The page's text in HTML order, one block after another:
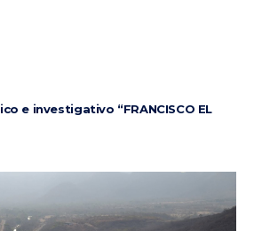
e investigativo “FRANCISCO EL